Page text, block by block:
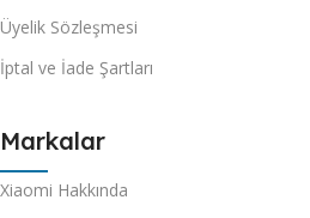
Üyelik Sözleşmesi
İptal ve İade Şartları
Markalar
Xiaomi Hakkında